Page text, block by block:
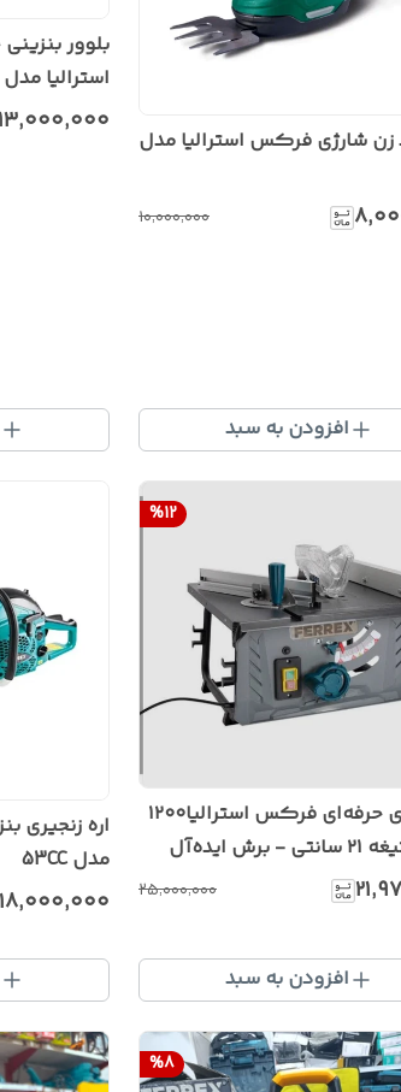
شارژی فرکس استرالیا مدل
۱۰٬۰۰۰٬۰۰۰
افزودن به سبد
بلوور
استرالیا مدل eb260
%12
اره میزی حرفه‌ای فرکس استرالیا۱۲۰۰
وات - تیغه ۲۱ سانتی - برش ایده‌آل
۲۵٬۰۰۰٬۰۰۰
افزودن به سبد
اره زنجیری
مدل 53CC
۱۸٬۰۰۰٬۰۰۰
%8